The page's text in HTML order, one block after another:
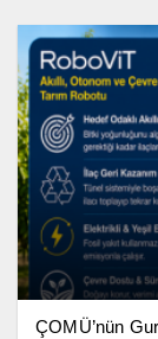
ÇOMÜ’nün